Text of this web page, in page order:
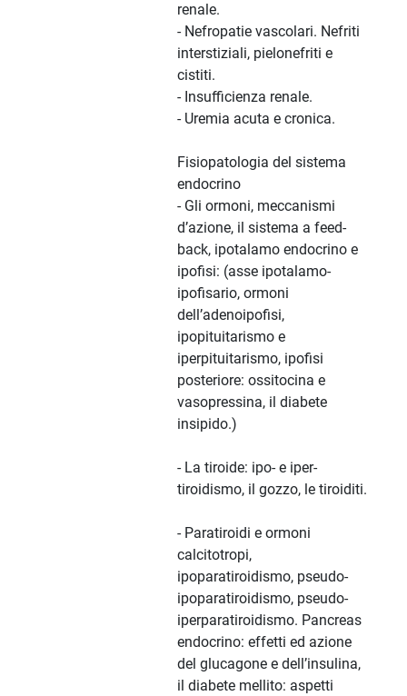
renale.
- Nefropatie vascolari. Nefriti
interstiziali, pielonefriti e
cistiti.
- Insufficienza renale.
- Uremia acuta e cronica.
Fisiopatologia del sistema
endocrino
- Gli ormoni, meccanismi
d’azione, il sistema a feed-
back, ipotalamo endocrino e
ipofisi: (asse ipotalamo-
ipofisario, ormoni
dell’adenoipofisi,
ipopituitarismo e
iperpituitarismo, ipofisi
posteriore: ossitocina e
vasopressina, il diabete
insipido.)
- La tiroide: ipo- e iper-
tiroidismo, il gozzo, le tiroiditi.
- Paratiroidi e ormoni
calcitotropi,
ipoparatiroidismo, pseudo-
ipoparatiroidismo, pseudo-
iperparatiroidismo. Pancreas
endocrino: effetti ed azione
del glucagone e dell’insulina,
il diabete mellito: aspetti